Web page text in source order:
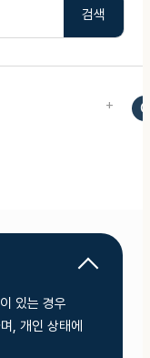
검색
있는 경우
, 개인 상태에